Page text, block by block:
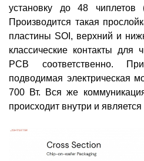
установку до 48
Производится такая
пластины SOI, верхний и
классические контакты для
PCB соответственно.
подводимая электрическая
700 Вт. Вся же
происходит внутри и является